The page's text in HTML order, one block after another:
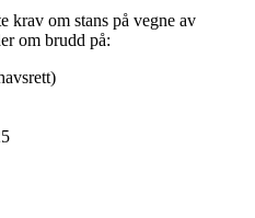
krav om stans på vegne av
om brudd på: